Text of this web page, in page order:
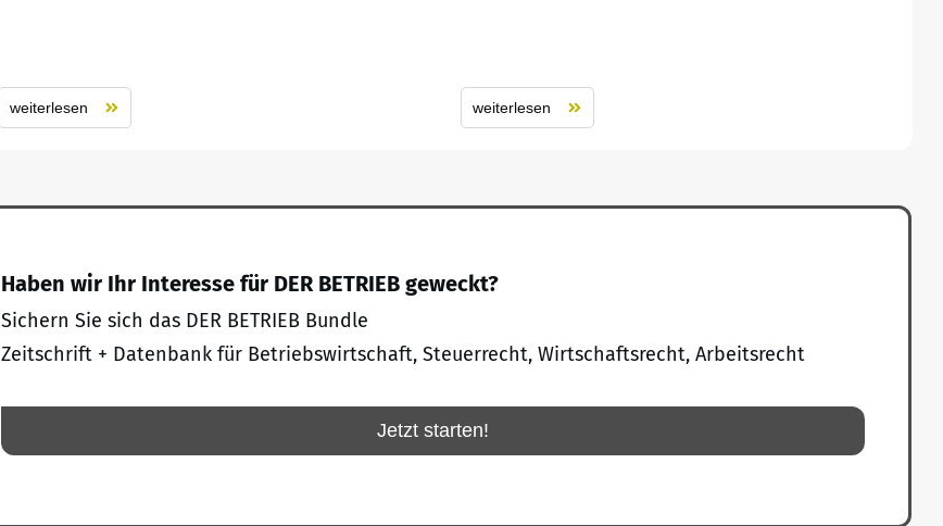
weiterlesen weiterlesen
Haben wir Ihr Interesse für DER BETRIEB geweckt?
Sichern Sie sich das DER BETRIEB Bundle
Zeitschrift + Datenbank für Betriebswirtschaft, Steuerrecht, Wirtschaftsrecht, Arbeitsrecht
Jetzt starten!